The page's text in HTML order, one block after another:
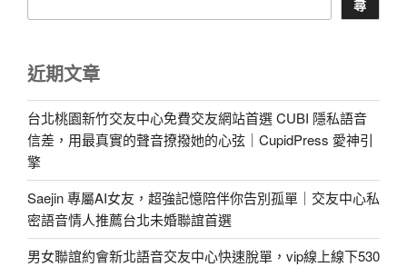
尋
近期文章
台北桃園新竹交友中心免費交友網站首選 CUBI 隱私語音
信差，用最真實的聲音撩撥她的心弦｜CupidPress 愛神引
擎
Saejin 專屬AI女友，超強記憶陪伴你告別孤單｜交友中心私
密語音情人推薦台北未婚聯誼首選
男女聯誼約會新北語音交友中心快速脫單，vip線上線下530